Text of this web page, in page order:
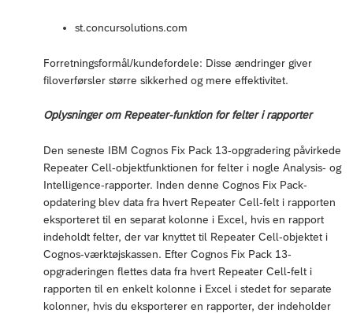
st.concursolutions.com
Forretningsformål/kundefordele: Disse ændringer giver
filoverførsler større sikkerhed og mere effektivitet.
Oplysninger om Repeater-funktion for felter i rapporter
Den seneste IBM Cognos Fix Pack 13-opgradering påvirkede
Repeater Cell-objektfunktionen for felter i nogle Analysis- og
Intelligence-rapporter. Inden denne Cognos Fix Pack-
opdatering blev data fra hvert Repeater Cell-felt i rapporten
eksporteret til en separat kolonne i Excel, hvis en rapport
indeholdt felter, der var knyttet til Repeater Cell-objektet i
Cognos-værktøjskassen. Efter Cognos Fix Pack 13-
opgraderingen flettes data fra hvert Repeater Cell-felt i
rapporten til en enkelt kolonne i Excel i stedet for separate
kolonner, hvis du eksporterer en rapporter, der indeholder